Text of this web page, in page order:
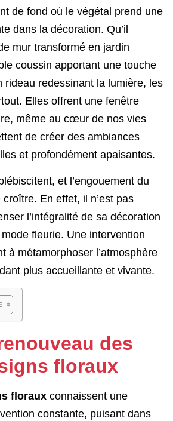
de fond où le végétal prend une
dans la décoration. Qu’il
mur transformé en jardin
coussin apportant une touche
rideau redessinant la lumière, les
Elles offrent une fenêtre
même au cœur de nos vies
de créer des ambiances
et profondément apaisantes.
et l’engouement du
En effet, il n’est pas
l’intégralité de sa décoration
fleurie. Une intervention
à métamorphoser l’atmosphère
plus accueillante et vivante.
des
floraux
floraux connaissent une
constante, puisant dans